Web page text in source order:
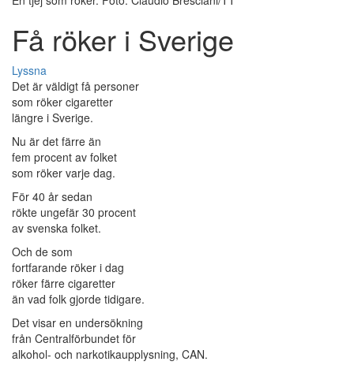
Få röker i Sverige
Lyssna
Det är väldigt få personer
som röker cigaretter
längre i Sverige.
Nu är det färre än
fem procent av folket
som röker varje dag.
För 40 år sedan
rökte ungefär 30 procent
av svenska folket.
Och de som
fortfarande röker i dag
röker färre cigaretter
än vad folk gjorde tidigare.
Det visar en undersökning
från Centralförbundet för
alkohol- och narkotikaupplysning, CAN.